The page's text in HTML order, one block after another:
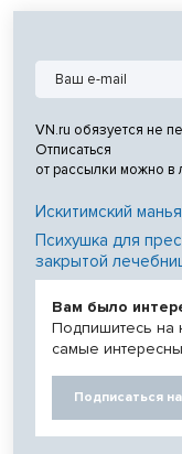
VN.ru обязуется не
Отписаться
от рассылки можно
Искитимский
Психушка для
закрытой
Вам было
Подпишитесь на
самые
Подписаться